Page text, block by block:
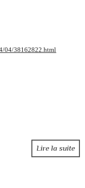
04/38162822.html
Lire la suite